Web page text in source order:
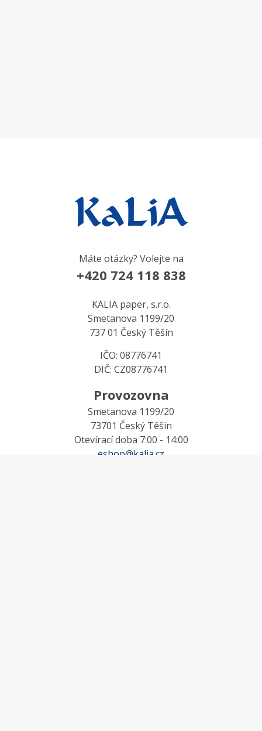
Máte otázky? Volejte na
+420 724 118 838
KALIA paper, s.r.o.
Smetanova 1199/20
737 01 Český Těšín
IČO: 08776741
DIČ: CZ08776741
Provozovna
Smetanova 1199/20
73701 Český Těšín
Otevírací doba 7:00 - 14:00
eshop@kalia.cz